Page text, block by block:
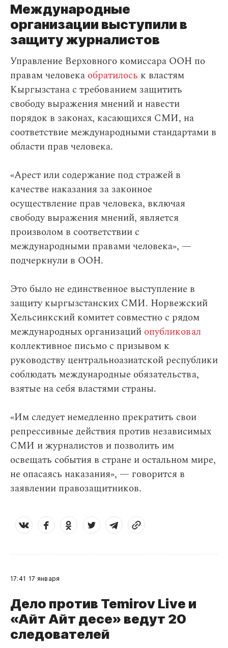
Международные
организации выступили в
защиту журналистов
Управление Верховного комиссара ООН по
правам человека обратилось к властям
Кыргызстана с требованием защитить
свободу выражения мнений и навести
порядок в законах, касающихся СМИ, на
соответствие международными стандартами в
области прав человека.
«Арест или содержание под стражей в
качестве наказания за законное
осуществление прав человека, включая
свободу выражения мнений, является
произволом в соответствии с
международными правами человека», —
подчеркнули в ООН.
Это было не единственное выступление в
защиту кыргызстанских СМИ. Норвежский
Хельсинкский комитет совместно с рядом
международных организаций опубликовал
коллективное письмо с призывом к
руководству центральноазиатской республики
соблюдать международные обязательства,
взятые на себя властями страны.
«Им следует немедленно прекратить свои
репрессивные действия против независимых
СМИ и журналистов и позволить им
освещать события в стране и остальном мире,
не опасаясь наказания», — говорится в
заявлении правозащитников.
17:41 17 января
Дело против Temirov Live и
«Айт Айт десе» ведут 20
следователей